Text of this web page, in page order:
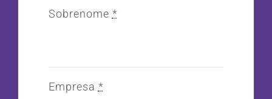
Sobrenome *
Empresa *